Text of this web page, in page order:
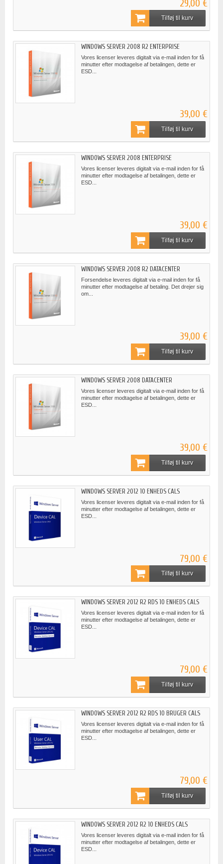
29,00 €
Tilføj til kurv
WINDOWS SERVER 2008 R2 ENTERPRISE
Vores licenser leveres digitalt via e-mail inden for få
minutter efter modtagelse af betalingen, dette er
ESD...
39,00 €
Tilføj til kurv
WINDOWS SERVER 2008 ENTERPRISE
Vores licenser leveres digitalt via e-mail inden for få
minutter efter modtagelse af betalingen, dette er
ESD...
39,00 €
Tilføj til kurv
WINDOWS SERVER 2008 R2 DATACENTER
Forsendelse leveres digitalt via e-mail inden for få
minutter efter modtagelse af betaling. Det drejer sig
om...
39,00 €
Tilføj til kurv
WINDOWS SERVER 2008 DATACENTER
Vores licenser leveres digitalt via e-mail inden for få
minutter efter modtagelse af betalingen, dette er
ESD...
39,00 €
Tilføj til kurv
WINDOWS SERVER 2012 10 ENHEDS CALS
Vores licenser leveres digitalt via e-mail inden for få
minutter efter modtagelse af betalingen, dette er
ESD...
79,00 €
Tilføj til kurv
WINDOWS SERVER 2012 R2 RDS 10 ENHEDS CALS
Vores licenser leveres digitalt via e-mail inden for få
minutter efter modtagelse af betalingen, dette er
ESD...
79,00 €
Tilføj til kurv
WINDOWS SERVER 2012 R2 RDS 10 BRUGER CALS
Vores licenser leveres digitalt via e-mail inden for få
minutter efter modtagelse af betalingen, dette er
ESD...
79,00 €
Tilføj til kurv
WINDOWS SERVER 2012 R2 10 ENHEDS CALS
Vores licenser leveres digitalt via e-mail inden for få
minutter efter modtagelse af betalingen, dette er
ESD...